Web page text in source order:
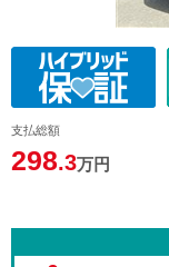
支払総額
298.3万円